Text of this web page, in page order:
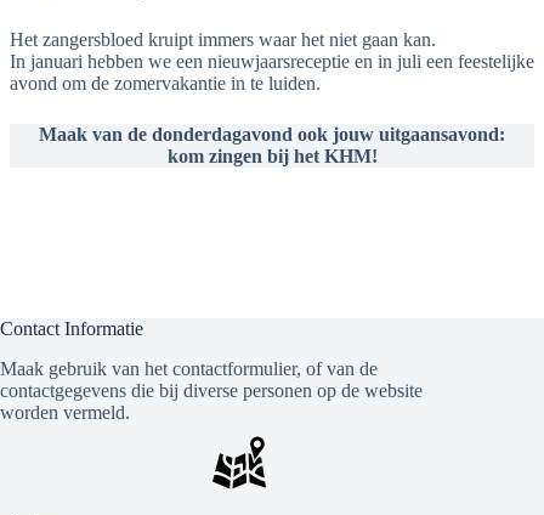
Het zangersbloed kruipt immers waar het niet gaan kan.
In januari hebben we een nieuwjaarsreceptie en in juli een feestelijke
avond om de zomervakantie in te luiden.
Maak van de donderdagavond ook jouw uitgaansavond:
kom zingen bij het KHM!
Contact Informatie
Maak gebruik van het contactformulier, of van de
contactgegevens die bij diverse personen op de website
worden vermeld.